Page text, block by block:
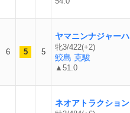
6 5 5
ヤマニンナジャーハ
牝3/422(+2)
鮫島 克駿
▲51.0
ネオアトラクション